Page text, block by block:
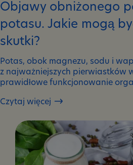
Objawy obniżonego
potasu. Jakie mogą
skutki?
Potas, obok magnezu, sodu i
z najważniejszych pierwiastków
prawidłowe funkcjonowanie
Czytaj więcej
Objawy
poziomu
potasu.
Jakie
mogą